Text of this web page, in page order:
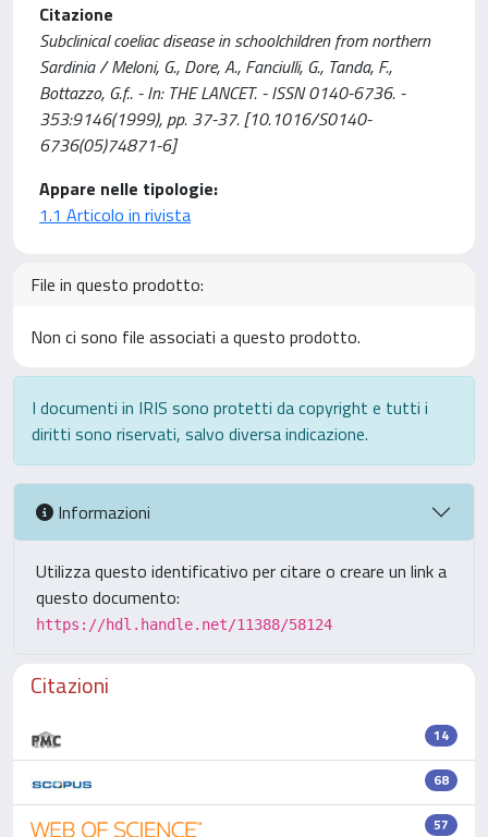
Citazione
Subclinical coeliac disease in schoolchildren from northern
Sardinia / Meloni, G., Dore, A., Fanciulli, G., Tanda, F.,
Bottazzo, G.f.. - In: THE LANCET. - ISSN 0140-6736. -
353:9146(1999), pp. 37-37. [10.1016/S0140-
6736(05)74871-6]
Appare nelle tipologie:
1.1 Articolo in rivista
File in questo prodotto:
Non ci sono file associati a questo prodotto.
I documenti in IRIS sono protetti da copyright e tutti i
diritti sono riservati, salvo diversa indicazione.
Informazioni
Utilizza questo identificativo per citare o creare un link a
questo documento:
https://hdl.handle.net/11388/58124
Citazioni
14
68
57